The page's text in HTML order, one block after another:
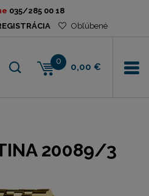
035/285 00 18
Obľúbené
0
0,00 €
20089/3